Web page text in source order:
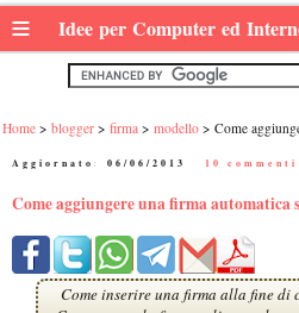
≡ Idee per Computer ed
Home blogger firma modello Come
Aggiornato: 06/06/2013 10
Come aggiungere una firma automatica
Come inserire una firma alla fine di